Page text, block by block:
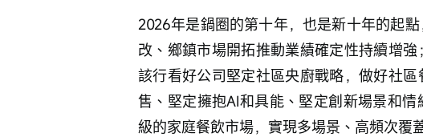
2026年是鍋圈的第十年，也是新十年的起
改、鄉鎮市場開拓推動業績確定性持續增強
該行看好公司堅定社區央廚戰略，做好社
售、堅定擁抱AI和具能、堅定創新場景和
級的家庭餐飲市場，實現多場景、高頻次覆